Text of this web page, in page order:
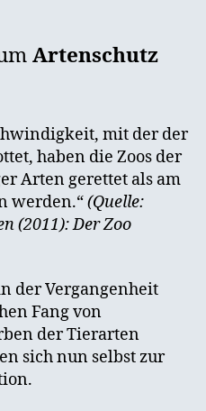
Artenschutz
mit der der
haben die Zoos der
Arten gerettet als am
werden.“(Quelle:
(2011): Der Zoo
der Vergangenheit
Fang von
der Tierarten
sich nun selbst zur